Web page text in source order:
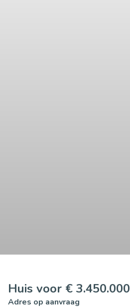
Huis voor € 3.450.000
Adres op aanvraag